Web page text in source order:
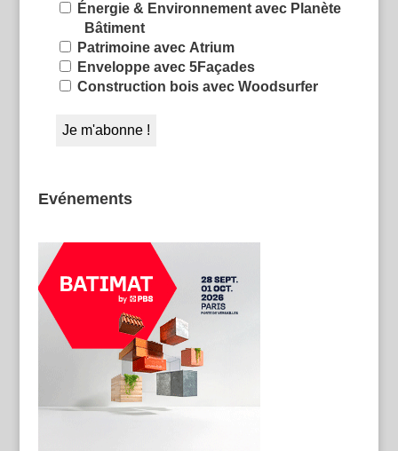
Énergie & Environnement avec Planète
Bâtiment
Patrimoine avec Atrium
Enveloppe avec 5Façades
Construction bois avec Woodsurfer
Evénements